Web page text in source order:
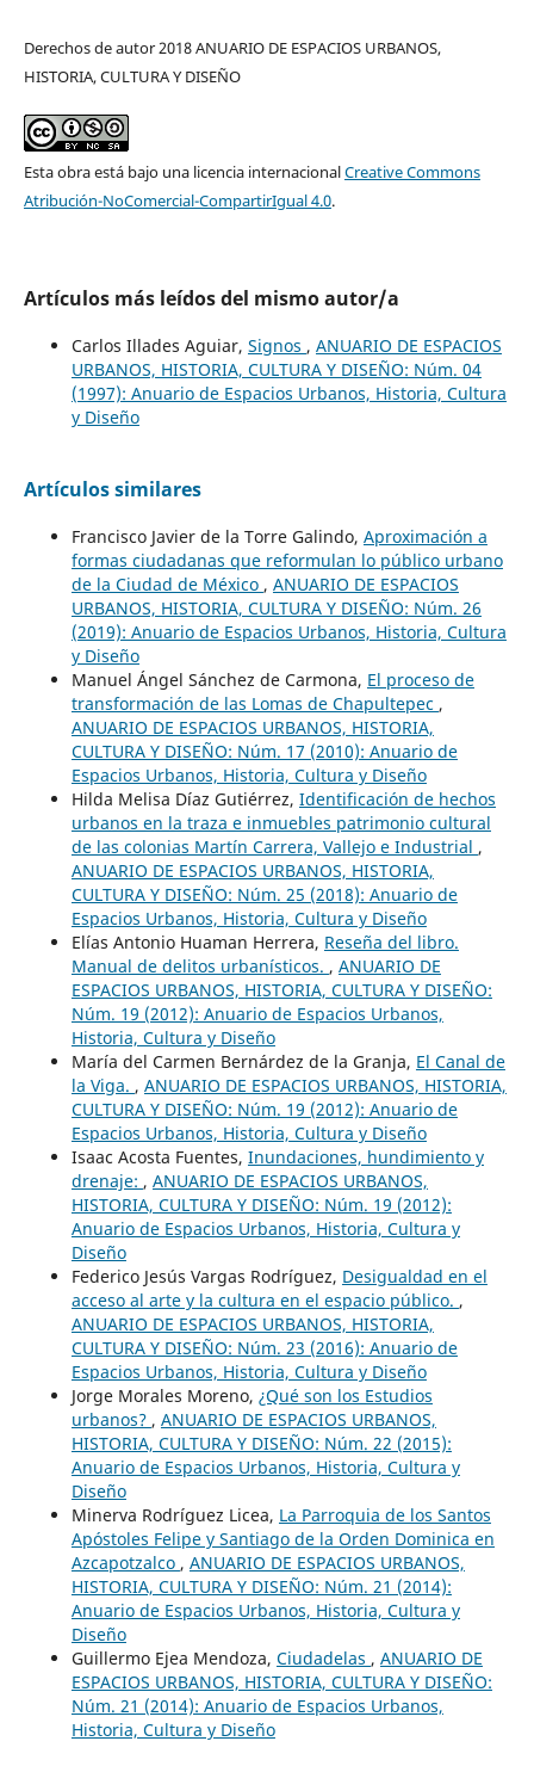
Derechos de autor 2018 ANUARIO DE ESPACIOS URBANOS,
HISTORIA, CULTURA Y DISEÑO
Esta obra está bajo una licencia internacionalCreative Commons
Atribución-NoComercial-CompartirIgual 4.0.
Artículos más leídos del mismo autor/a
Carlos Illades Aguiar, Signos , ANUARIO DE ESPACIOS
URBANOS, HISTORIA, CULTURA Y DISEÑO: Núm. 04
(1997): Anuario de Espacios Urbanos, Historia, Cultura
y Diseño
Artículos similares
Francisco Javier de la Torre Galindo, Aproximación a
formas ciudadanas que reformulan lo público urbano
de la Ciudad de México , ANUARIO DE ESPACIOS
URBANOS, HISTORIA, CULTURA Y DISEÑO: Núm. 26
(2019): Anuario de Espacios Urbanos, Historia, Cultura
y Diseño
Manuel Ángel Sánchez de Carmona, El proceso de
transformación de las Lomas de Chapultepec ,
ANUARIO DE ESPACIOS URBANOS, HISTORIA,
CULTURA Y DISEÑO: Núm. 17 (2010): Anuario de
Espacios Urbanos, Historia, Cultura y Diseño
Hilda Melisa Díaz Gutiérrez, Identificación de hechos
urbanos en la traza e inmuebles patrimonio cultural
de las colonias Martín Carrera, Vallejo e Industrial ,
ANUARIO DE ESPACIOS URBANOS, HISTORIA,
CULTURA Y DISEÑO: Núm. 25 (2018): Anuario de
Espacios Urbanos, Historia, Cultura y Diseño
Elías Antonio Huaman Herrera, Reseña del libro.
Manual de delitos urbanísticos. , ANUARIO DE
ESPACIOS URBANOS, HISTORIA, CULTURA Y DISEÑO:
Núm. 19 (2012): Anuario de Espacios Urbanos,
Historia, Cultura y Diseño
María del Carmen Bernárdez de la Granja, El Canal de
la Viga. , ANUARIO DE ESPACIOS URBANOS, HISTORIA,
CULTURA Y DISEÑO: Núm. 19 (2012): Anuario de
Espacios Urbanos, Historia, Cultura y Diseño
Isaac Acosta Fuentes, Inundaciones, hundimiento y
drenaje: , ANUARIO DE ESPACIOS URBANOS,
HISTORIA, CULTURA Y DISEÑO: Núm. 19 (2012):
Anuario de Espacios Urbanos, Historia, Cultura y
Diseño
Federico Jesús Vargas Rodríguez, Desigualdad en el
acceso al arte y la cultura en el espacio público. ,
ANUARIO DE ESPACIOS URBANOS, HISTORIA,
CULTURA Y DISEÑO: Núm. 23 (2016): Anuario de
Espacios Urbanos, Historia, Cultura y Diseño
Jorge Morales Moreno, ¿Qué son los Estudios
urbanos? , ANUARIO DE ESPACIOS URBANOS,
HISTORIA, CULTURA Y DISEÑO: Núm. 22 (2015):
Anuario de Espacios Urbanos, Historia, Cultura y
Diseño
Minerva Rodríguez Licea, La Parroquia de los Santos
Apóstoles Felipe y Santiago de la Orden Dominica en
Azcapotzalco , ANUARIO DE ESPACIOS URBANOS,
HISTORIA, CULTURA Y DISEÑO: Núm. 21 (2014):
Anuario de Espacios Urbanos, Historia, Cultura y
Diseño
Guillermo Ejea Mendoza, Ciudadelas , ANUARIO DE
ESPACIOS URBANOS, HISTORIA, CULTURA Y DISEÑO:
Núm. 21 (2014): Anuario de Espacios Urbanos,
Historia, Cultura y Diseño